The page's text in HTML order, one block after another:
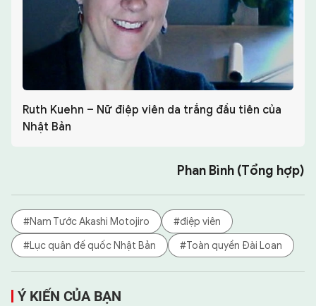
Ruth Kuehn – Nữ điệp viên da trắng đầu tiên của
Nhật Bản
Phan Bình (Tổng hợp)
#Nam Tước Akashi Motojiro
#điệp viên
#Lục quân đế quốc Nhật Bản
#Toàn quyền Đài Loan
Ý KIẾN CỦA BẠN